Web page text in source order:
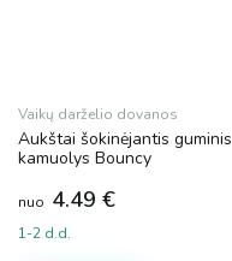
Plotis
Vaikų darželio dovanos
Aukštai šokinėjantis guminis
kamuolys Bouncy
nuo 4.49 €
1-2 d.d.